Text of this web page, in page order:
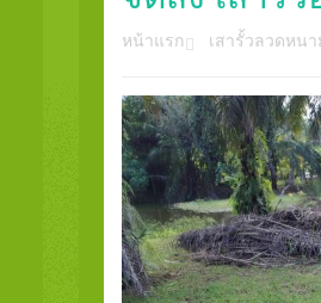
หน้าแรก เสารั้วลวดหนา